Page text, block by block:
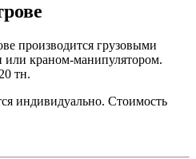
производится грузовыми
краном-манипулятором.
тн.
индивидуально. Стоимость